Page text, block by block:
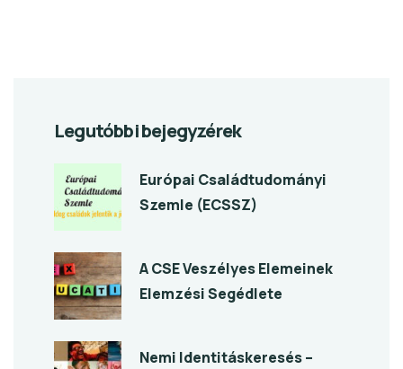
Legutóbbi bejegyzérek
Európai Családtudományi
Szemle (ECSSZ)
A CSE Veszélyes Elemeinek
Elemzési Segédlete
Nemi Identitáskeresés –